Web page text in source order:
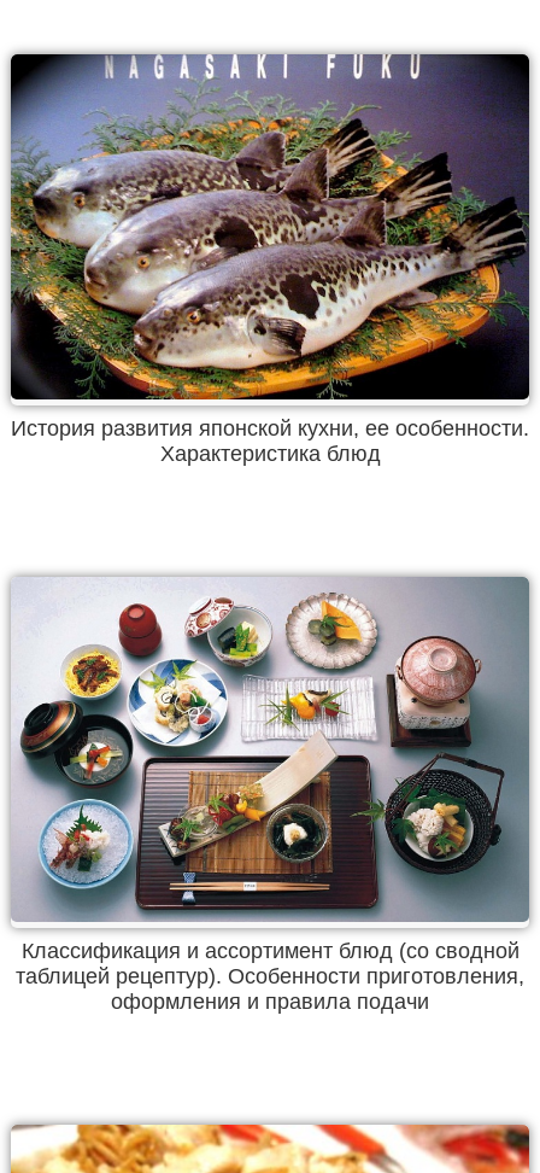
История развития японской кухни, ее особенности.
Характеристика блюд
Классификация и ассортимент блюд (со сводной
таблицей рецептур). Особенности приготовления,
оформления и правила подачи